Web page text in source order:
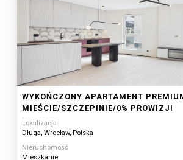
WYKOŃCZONY APARTAMENT
MIEŚCIE/SZCZEPINIE/0% PROWIZJI
Lokalizacja
Długa, Wrocław, Polska
Nieruchomość
Mieszkanie